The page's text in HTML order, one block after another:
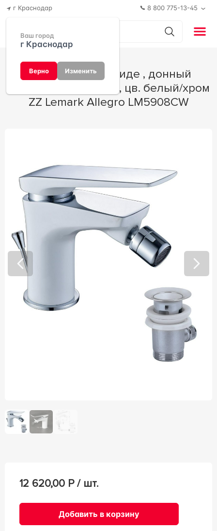
г Краснодар
Ваш город
г Краснодар
Верно Изменить
8 800 775-13-45
Смеситель для биде , донный
клапан в комплекте, цв. белый/хром
ZZ Lemark Allegro LM5908CW
12 620,00 Р / шт.
Добавить в корзину